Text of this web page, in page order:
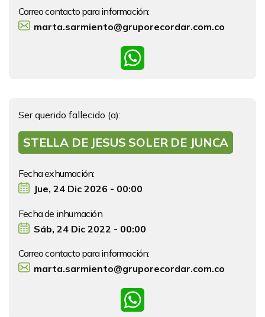
Correo contacto para información:
marta.sarmiento@gruporecordar.com.co
Ser querido fallecido (a):
STELLA DE JESUS SOLER DE JUNCA
Fecha exhumación:
Jue, 24 Dic 2026 - 00:00
Fecha de inhumación
Sáb, 24 Dic 2022 - 00:00
Correo contacto para información:
marta.sarmiento@gruporecordar.com.co